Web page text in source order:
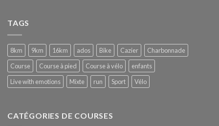
EMOTIONS
:-)
–
Fête
Wallonie
09-
TAGS
8km 9km 16km ados Bike Cazier
Charbonnade
Course
Course à pied Course à vélo
enfants
Live with emotions
Mixte run Sport Vélo
CATÉGORIES DE COURSES